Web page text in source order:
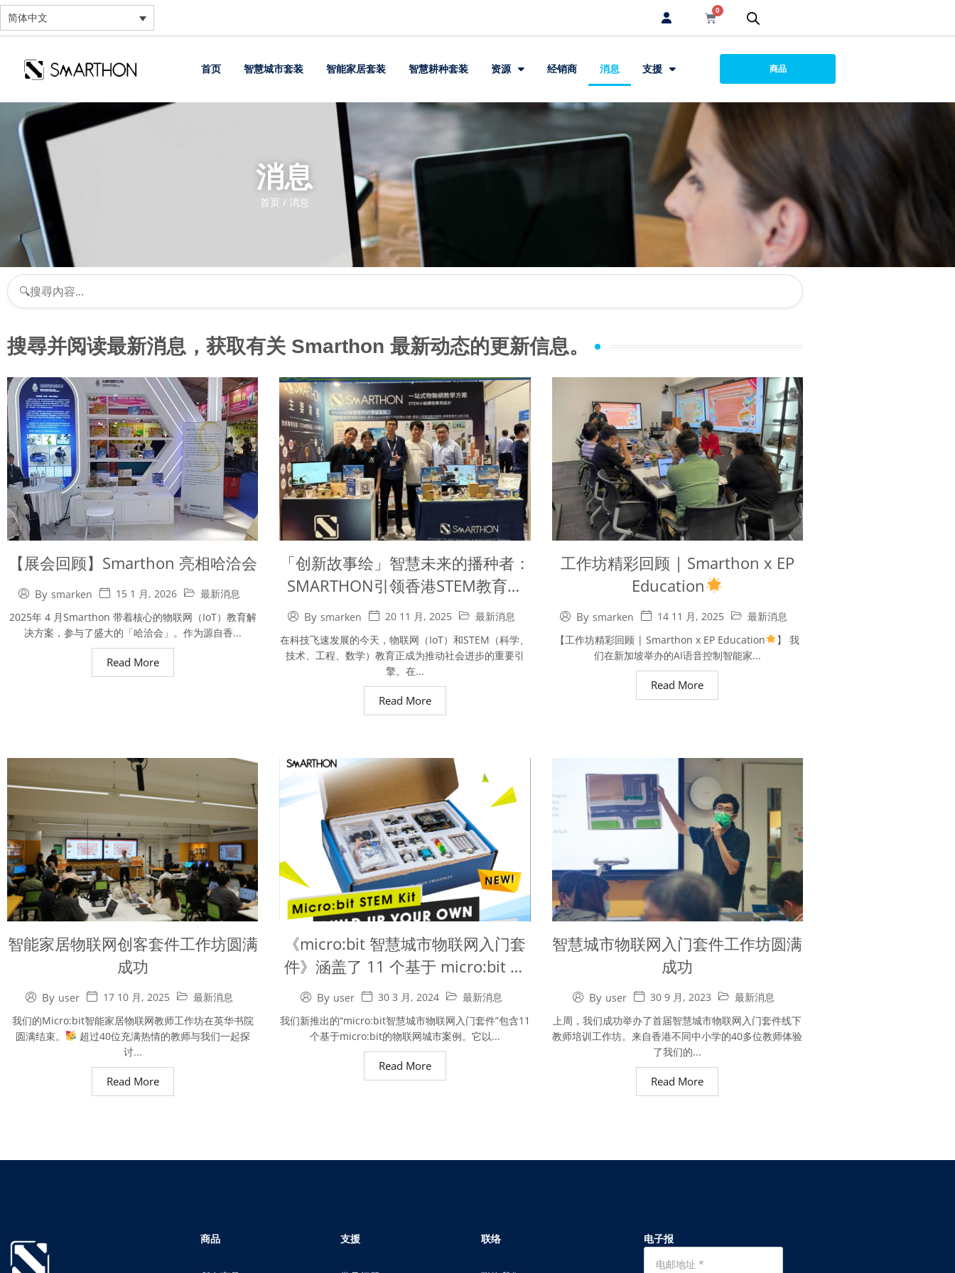
简体中文
0
首页 智慧城市套装 智能家居套装 智慧耕种套装 资源 经销商 消息 支援 商品
消息
首页 / 消息
搜尋并阅读最新消息，获取有关 Smarthon 最新动态的更新信息。
【展会回顾】Smarthon 亮相哈洽会
By smarken 15 1 月, 2026
最新消息
2025年 4 月Smarthon 带着核心的物联网（IoT）教育解
决方案，参与了盛大的「哈洽会」。作为源自香...
Read More
「创新故事绘」智慧未来的播种者：
SMARTHON引领香港STEM教育与
物联网创新浪潮
By smarken 20 11 月, 2025
最新消息
在科技飞速发展的今天，物联网（IoT）和STEM（科学、
技术、工程、数学）教育正成为推动社会进步的重要引
擎。在...
Read More
工作坊精彩回顾 | Smarthon x EP
Education
By smarken 14 11 月, 2025
最新消息
【工作坊精彩回顾 | Smarthon x EP Education
】 我
们在新加坡举办的AI语音控制智能家...
Read More
智能家居物联网创客套件工作坊圆满
成功
By user 17 10 月, 2025
最新消息
我们的Micro:bit智能家居物联网教师工作坊在英华书院
圆满结束。
超过40位充满热情的教师与我们一起探
讨...
Read More
《micro:bit 智慧城市物联网入门套
件》涵盖了 11 个基于 micro:bit 的
物联网城市案例。
By user 30 3 月, 2024
最新消息
我们新推出的“micro:bit智慧城市物联网入门套件”包含11
个基于micro:bit的物联网城市案例。它以...
Read More
智慧城市物联网入门套件工作坊圆满
成功
By user 30 9 月, 2023
最新消息
上周，我们成功举办了首届智慧城市物联网入门套件线下
教师培训工作坊。来自香港不同中小学的40多位教师体验
了我们的...
Read More
商品 支援 联络 电子报